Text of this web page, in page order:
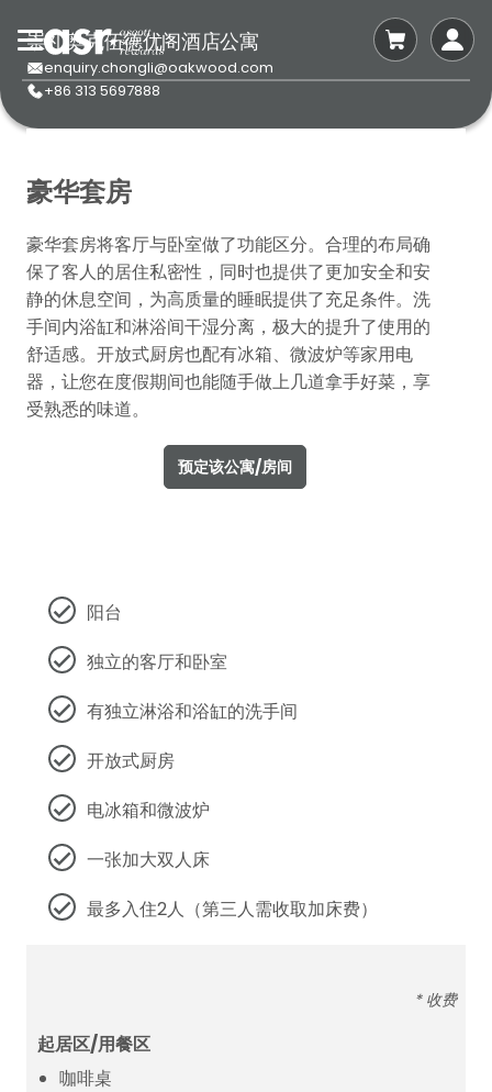
崇礼奥克伍德优阁酒店公寓
enquiry.chongli@oakwood.com
+86 313 5697888
豪华套房
豪华套房将客厅与卧室做了功能区分。合理的布局确
保了客人的居住私密性，同时也提供了更加安全和安
静的休息空间，为高质量的睡眠提供了充足条件。洗
手间内浴缸和淋浴间干湿分离，极大的提升了使用的
舒适感。开放式厨房也配有冰箱、微波炉等家用电
器，让您在度假期间也能随手做上几道拿手好菜，享
受熟悉的味道。
预定该公寓/房间
阳台
独立的客厅和卧室
有独立淋浴和浴缸的洗手间
开放式厨房
电冰箱和微波炉
一张加大双人床
最多入住2人（第三人需收取加床费）
* 收费
起居区/用餐区
咖啡桌